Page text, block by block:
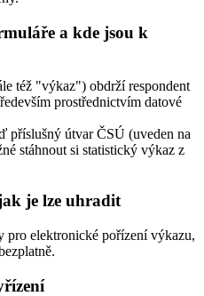
a kde jsou k
též "výkaz") obdrží respondent
prostřednictvím datové
příslušný útvar ČSÚ (uveden na
stáhnout si statistický výkaz z
je lze uhradit
pro elektronické pořízení výkazu,